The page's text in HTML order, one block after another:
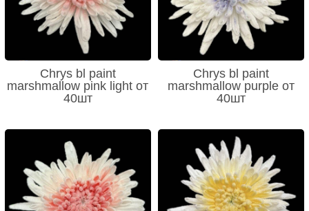
Chrys bl paint
marshmallow pink light от
40шт
Chrys bl paint
marshmallow purple от
40шт